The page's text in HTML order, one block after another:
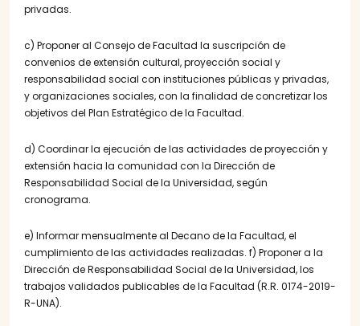
privadas.
c) Proponer al Consejo de Facultad la suscripción de
convenios de extensión cultural, proyección social y
responsabilidad social con instituciones públicas y privadas,
y organizaciones sociales, con la finalidad de concretizar los
objetivos del Plan Estratégico de la Facultad.
d) Coordinar la ejecución de las actividades de proyección y
extensión hacia la comunidad con la Dirección de
Responsabilidad Social de la Universidad, según
cronograma.
e) Informar mensualmente al Decano de la Facultad, el
cumplimiento de las actividades realizadas. f) Proponer a la
Dirección de Responsabilidad Social de la Universidad, los
trabajos validados publicables de la Facultad (R.R. 0174-2019-
R-UNA).